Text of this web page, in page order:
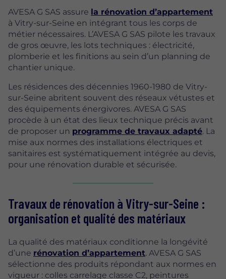
AVESA G SAS assure la rénovation d’appartement
à Vitry-sur-Seine en intégrant tous les corps de
métier nécessaires. L’AVESA G SAS pilote les travaux
de gros œuvre, les lots techniques : électricité,
plomberie et les finitions au sein d’un planning de
chantier unique.
Les résidences des décennies 1960-1980 de Vitry-
sur-Seine abritent souvent des réseaux vétustes et
des équipements énergivores. AVESA G SAS
procède à un état des lieux technique précis avant
de proposer un programme de travaux adapté. La
mise aux normes des installations électriques et
sanitaires est systématiquement intégrée au devis,
pour une rénovation durable et sécurisée.
Travaux de rénovation à Vitry-sur-Seine :
organisation et qualité des matériaux
La qualité des matériaux conditionne la longévité
d’une rénovation d’appartement. AVESA G SAS
sélectionne des produits répondant aux normes en
vigueur : colles carrelage classe C2, peintures